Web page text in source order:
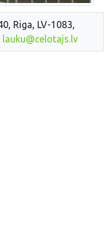
Riga, LV-1083,
lauku@celotajs.lv